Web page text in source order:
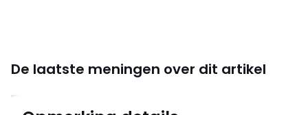
De laatste meningen over dit artikel